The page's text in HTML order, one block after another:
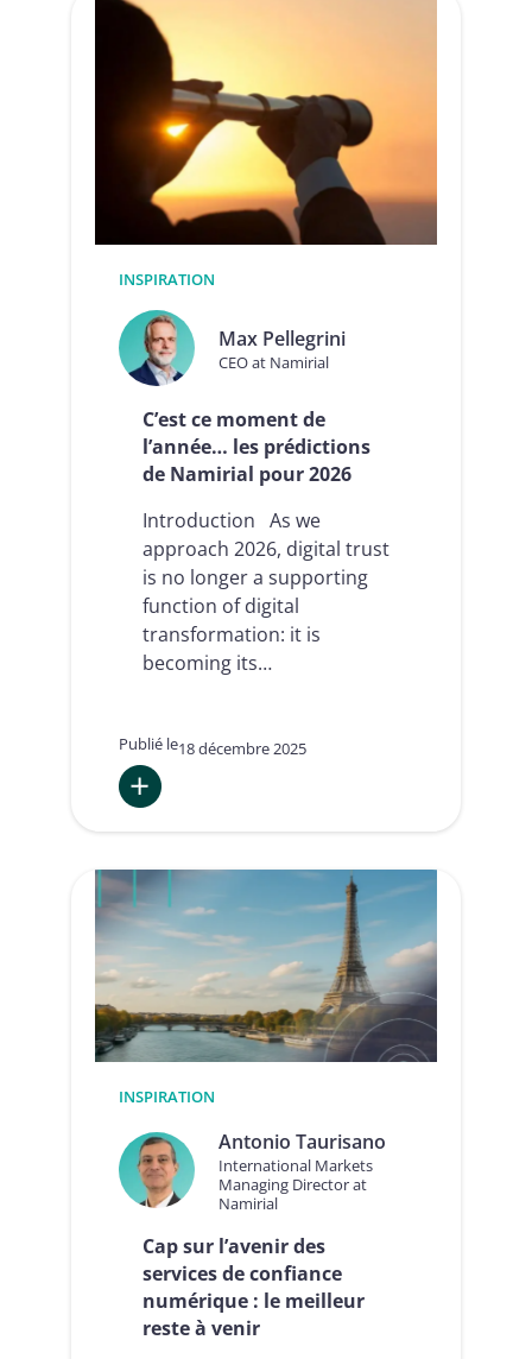
agents
comment
Namirial
renforcé
services
28
jours
des
modèles
d’IA
pointe
INSPIRATION
Max Pellegrini
CEO at Namirial
C’est ce moment de
l’année… les prédictions
de Namirial pour 2026
Introduction As we
approach 2026, digital trust
is no longer a supporting
function of digital
transformation: it is
becoming its…
Publié le18 décembre 2025
C’est
moment
de
l’année…
les
prédictions
Namirial
pour
2026
INSPIRATION
Antonio Taurisano
International Markets
Managing Director at
Namirial
Cap sur l’avenir des
services de confiance
numérique : le meilleur
reste à venir